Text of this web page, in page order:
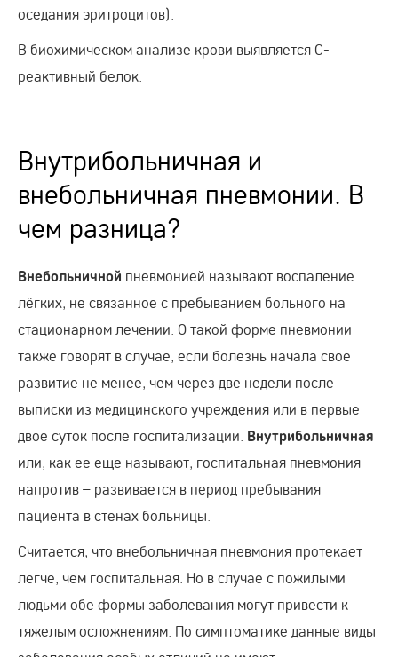
оседания эритроцитов).
В биохимическом анализе крови выявляется С-
реактивный белок.
Внутрибольничная и
внебольничная пневмонии. В
чем разница?
Внебольничной пневмонией называют воспаление
лёгких, не связанное с пребыванием больного на
стационарном лечении. О такой форме пневмонии
также говорят в случае, если болезнь начала свое
развитие не менее, чем через две недели после
выписки из медицинского учреждения или в первые
двое суток после госпитализации. Внутрибольничная
или, как ее еще называют, госпитальная пневмония
напротив – развивается в период пребывания
пациента в стенах больницы.
Считается, что внебольничная пневмония протекает
легче, чем госпитальная. Но в случае с пожилыми
людьми обе формы заболевания могут привести к
тяжелым осложнениям. По симптоматике данные виды